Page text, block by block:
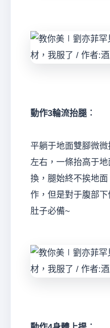
動作3輪流抬腿︰
平躺于地面雙腳微
左右，一條抬高于
換，腿始終不挨地
作，但是對于腹部
肚子必備~